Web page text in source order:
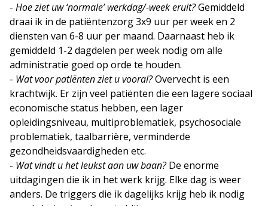
- Hoe ziet uw ‘normale’ werkdag/-week eruit?Gemiddeld
draai ik in de patiëntenzorg 3x9 uur per week en 2
diensten van 6-8 uur per maand. Daarnaast heb ik
gemiddeld 1-2 dagdelen per week nodig om alle
administratie goed op orde te houden.
- Wat voor patiënten ziet u vooral?Overvecht is een
krachtwijk. Er zijn veel patiënten die een lagere sociaal
economische status hebben, een lager
opleidingsniveau, multiproblematiek, psychosociale
problematiek, taalbarrière, verminderde
gezondheidsvaardigheden etc.
- Wat vindt u het leukst aan uw baan?De enorme
uitdagingen die ik in het werk krijg. Elke dag is weer
anders. De triggers die ik dagelijks krijg heb ik nodig